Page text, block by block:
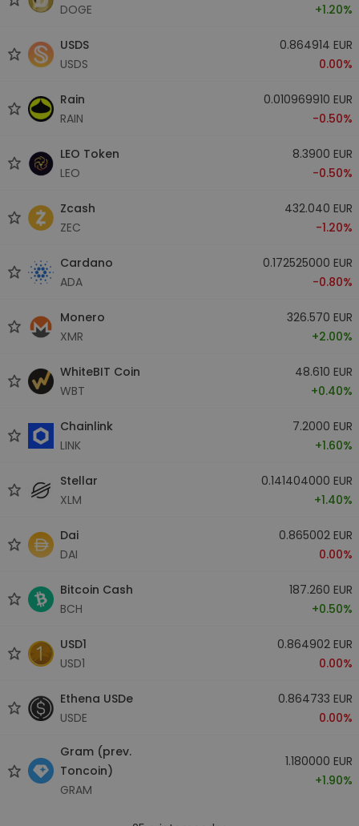
DOGE
+1.20%
USDS
USDS
0.864914 EUR
0.00%
Rain
RAIN
0.010969910 EUR
-0.50%
LEO Token
LEO
8.3900 EUR
-0.50%
Zcash
ZEC
432.040 EUR
-1.20%
Cardano
ADA
0.172525000 EUR
-0.80%
Monero
XMR
326.570 EUR
+2.00%
WhiteBIT Coin
WBT
48.610 EUR
+0.40%
Chainlink
LINK
7.2000 EUR
+1.60%
Stellar
XLM
0.141404000 EUR
+1.40%
Dai
DAI
0.865002 EUR
0.00%
Bitcoin Cash
BCH
187.260 EUR
+0.50%
USD1
USD1
0.864902 EUR
0.00%
Ethena USDe
USDE
0.864733 EUR
0.00%
Gram (prev.
Toncoin)
GRAM
1.180000 EUR
+1.90%